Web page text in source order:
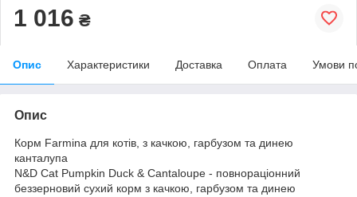
1 016 ₴
Опис Характеристики Доставка Оплата Умови
Опис
Корм Farmina для котів, з качкою, гарбузом та динею
канталупа
N&D Cat Pumpkin Duck & Cantaloupe - повнораціонний
беззерновий сухий корм з качкою, гарбузом та динею